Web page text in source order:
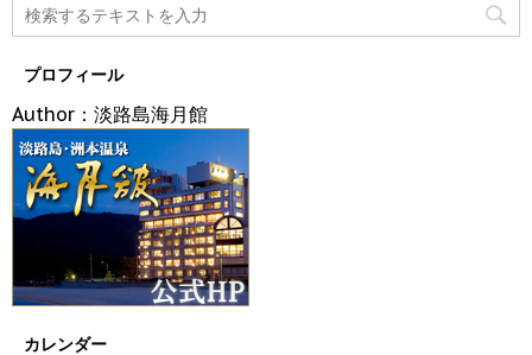
プロフィール
Author：淡路島海月館
カレンダー